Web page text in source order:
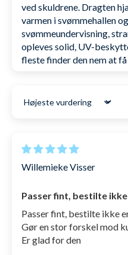
ved skuldrene. Dragten
varmen i svømmehallen
svømmeundervisning,
opleves solid, UV-
fleste finder den nem at få
Sort by
Willemieke Visser
Passer fint, bestilte
Passer fint, bestilte ikke
Gør en stor forskel mod
Er glad for den